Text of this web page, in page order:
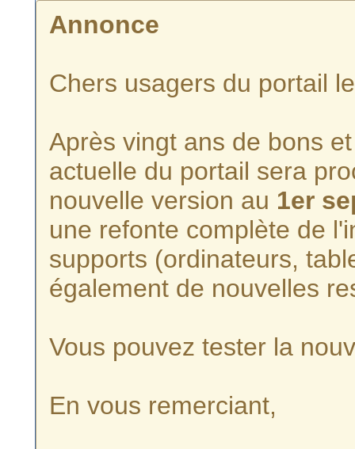
Annonce
Chers usagers du portail
Après vingt ans de bons
actuelle du portail sera
nouvelle version au 1er
une refonte complète de
supports (ordinateurs,
également de nouvelles
Vous pouvez tester la
En vous remerciant,